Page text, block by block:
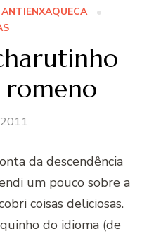
da descendência
um pouco sobre a
coisas deliciosas.
do idioma (de